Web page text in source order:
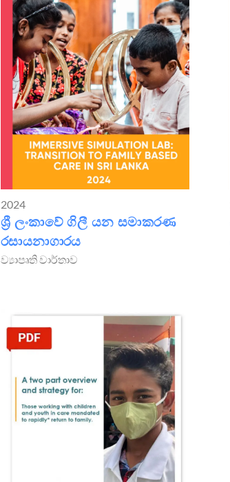
2024
ශ්‍රී ලංකාවේ ගිලී යන සමාකරණ
රසායනාගාරය
ව්‍යාපෘති වාර්තාව